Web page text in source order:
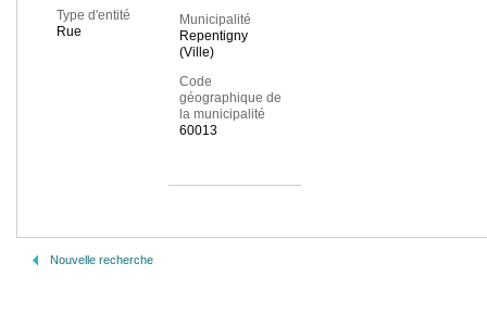
Type d'entité
Rue
Municipalité
Repentigny
(Ville)
Code
géographique de
la municipalité
60013
Nouvelle recherche